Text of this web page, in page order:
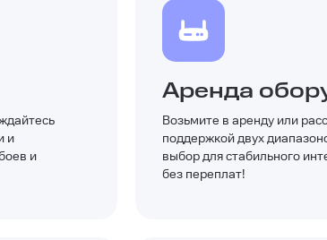
и
и
Аренда
Возьмите в аренду или
поддержкой двух
выбор для стабильного
без переплат!